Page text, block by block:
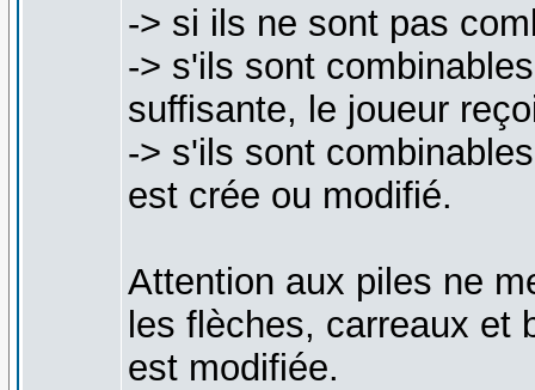
-> si ils ne sont pas
-> s'ils sont
suffisante, le joueur
-> s'ils sont
est crée ou modifié.
Attention aux piles ne
les flèches, carreaux et
est modifiée.